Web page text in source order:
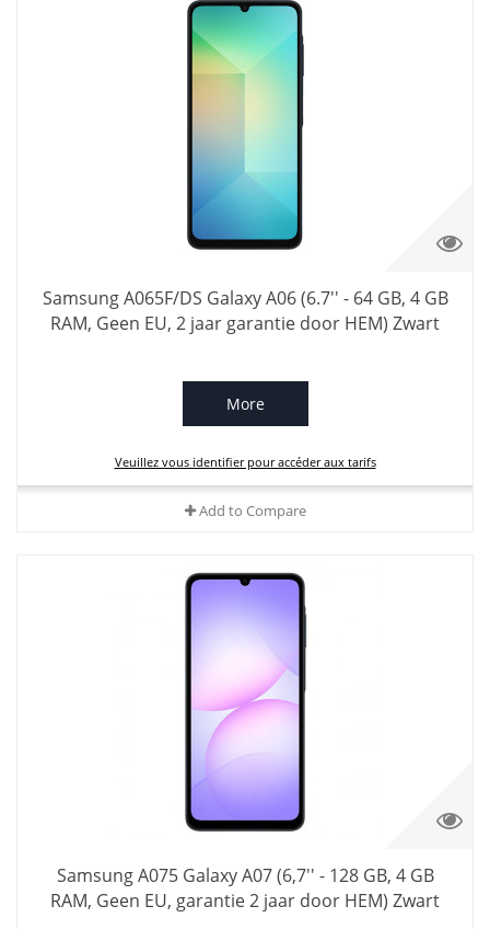
Samsung A065F/DS Galaxy A06 (6.7'' - 64 GB, 4 GB
RAM, Geen EU, 2 jaar garantie door HEM) Zwart
More
Veuillez vous identifier pour accéder aux tarifs
Add to Compare
Samsung A075 Galaxy A07 (6,7'' - 128 GB, 4 GB
RAM, Geen EU, garantie 2 jaar door HEM) Zwart